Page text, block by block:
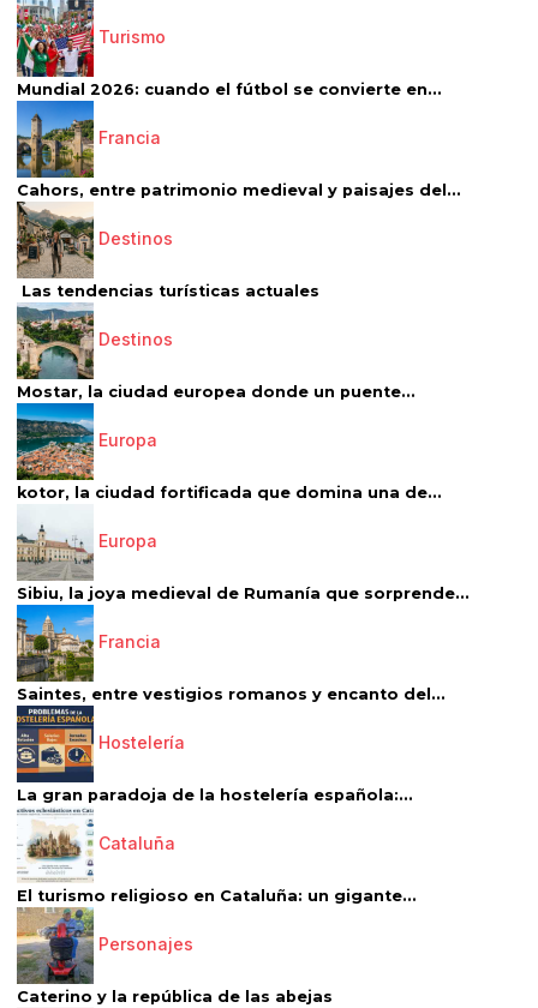
Turismo
Mundial 2026: cuando el fútbol se convierte en...
Francia
Cahors, entre patrimonio medieval y paisajes del...
Destinos
Las tendencias turísticas actuales
Destinos
Mostar, la ciudad europea donde un puente...
Europa
kotor, la ciudad fortificada que domina una de...
Europa
Sibiu, la joya medieval de Rumanía que sorprende...
Francia
Saintes, entre vestigios romanos y encanto del...
Hostelería
La gran paradoja de la hostelería española:...
Cataluña
El turismo religioso en Cataluña: un gigante...
Personajes
Caterino y la república de las abejas